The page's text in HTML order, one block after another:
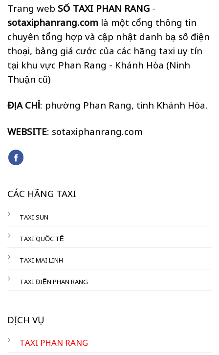
Trang web SỐ TAXI PHAN RANG -
sotaxiphanrang.com là một cổng thông tin
chuyên tổng hợp và cập nhật danh bạ số điện
thoại, bảng giá cước của các hãng taxi uy tín
tại khu vực Phan Rang - Khánh Hòa (Ninh
Thuận cũ)
ĐỊA CHỈ: phường Phan Rang, tỉnh Khánh Hòa.
WEBSITE: sotaxiphanrang.com
CÁC HÃNG TAXI
TAXI SUN
TAXI QUỐC TẾ
TAXI MAI LINH
TAXI ĐIỆN PHAN RANG
DỊCH VỤ
TAXI PHAN RANG